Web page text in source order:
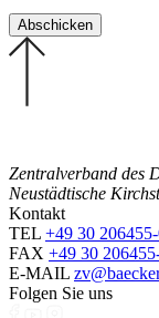
Zentralverband des
Neustädtische
Kontakt
TEL +49 30
FAX +49 30
E-MAIL
Folgen Sie uns